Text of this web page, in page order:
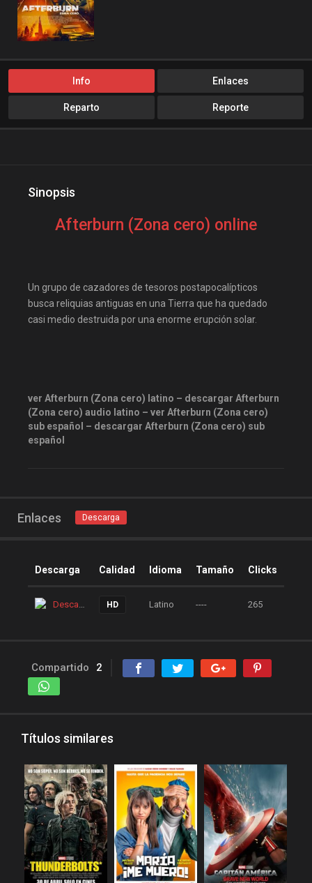
Info Enlaces
Reparto Reporte
Sinopsis
Afterburn (Zona cero) online
Un grupo de cazadores de tesoros postapocalípticos
busca reliquias antiguas en una Tierra que ha quedado
casi medio destruida por una enorme erupción solar.
ver Afterburn (Zona cero) latino – descargar Afterburn
(Zona cero) audio latino – ver Afterburn (Zona cero)
sub español – descargar Afterburn (Zona cero) sub
español
Enlaces Descarga
Descarga Calidad Idioma Tamaño Clicks
Descarga HD Latino ---- 265
Compartido 2
Títulos similares